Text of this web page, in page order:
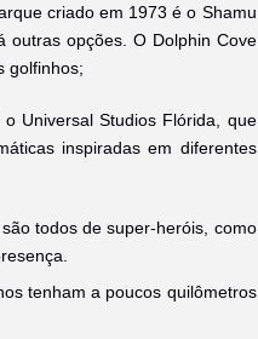
criado em 1973 é o Shamu
outras opções. O Dolphin Cove
golfinhos;
Universal Studios Flórida, que
inspiradas em diferentes
todos de super-heróis, como
tenham a poucos quilômetros